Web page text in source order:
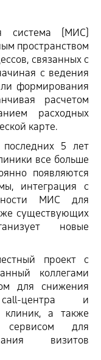
система (МИС)
пространством
связанных с
с ведения
формирования
расчетом
расходных
карте.
5 лет
все больше
появляются
интеграция с
МИС для
существующих
новые
проект с
коллегами
для снижения
центра и
клиник, а также
сервисом для
визитов